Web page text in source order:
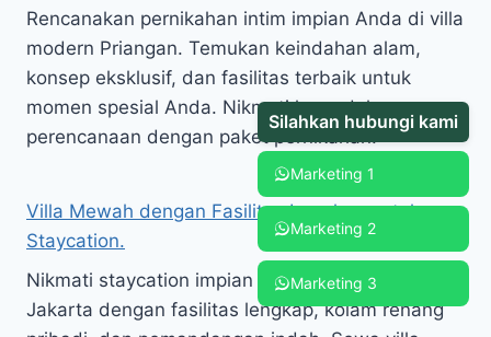
Rencanakan pernikahan intim impian Anda di villa
modern Priangan. Temukan keindahan alam,
konsep eksklusif, dan fasilitas terbaik untuk
momen spesial Anda. Nikmati kemudahan
perencanaan dengan paket pernikahan.
Villa Mewah dengan Fasilitas Lengkap untuk
Staycation.
Nikmati staycation impian di villa mewah dekat
Jakarta dengan fasilitas lengkap, kolam renang
Silahkan hubungi kami
Marketing 1
Marketing 2
Marketing 3